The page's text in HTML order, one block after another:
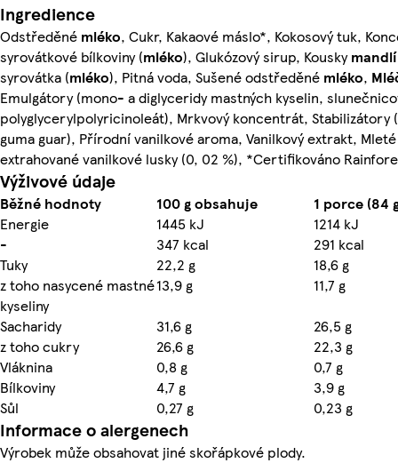
Ingredience
Odstředěné mléko, Cukr, Kakaové máslo*, Kokosový tuk,
syrovátkové bílkoviny (mléko), Glukózový sirup, Kouskymandlí
syrovátka (mléko), Pitná voda, Sušené odstředěné mléko,
Emulgátory (mono- a diglyceridy mastných kyselin,
polyglycerylpolyricinoleát), Mrkvový koncentrát, Stabilizátory
guma guar), Přírodní vanilkové aroma, Vanilkový extrakt, Mleté
extrahované vanilkové lusky (0, 02 %), *Certifikováno
Výživové údaje
Běžné hodnoty 100 g obsahuje
1 porce (84
Energie
1445 kJ
1214 kJ
-
347 kcal
291 kcal
Tuky
22,2 g
18,6 g
z toho nasycené mastné
kyseliny
13,9 g
11,7 g
Sacharidy
31,6 g
26,5 g
z toho cukry
26,6 g
22,3 g
Vláknina
0,8 g
0,7 g
Bílkoviny
4,7 g
3,9 g
Sůl
0,27 g 0,23 g
Informace o alergenech
Výrobek může obsahovat jiné skořápkové plody.